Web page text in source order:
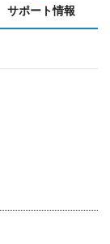
サポート情報